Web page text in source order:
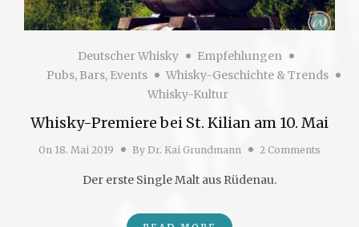
Deutscher Whisky
Empfehlungen
Pubs, Bars, Events
Whisky-Geschichte & Trends
Whisky-Kultur
Whisky-Premiere bei St. Kilian am 10. Mai
On 18. Mai 2019 By Dr. Kai Grundmann 2 Comments
Der erste Single Malt aus Rüdenau.